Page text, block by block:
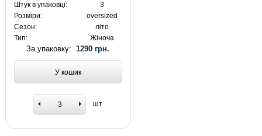
Штук в упаковці:
3
Розміри:
oversized
Сезон:
літо
Тип:
Жіноча
За упаковку:1290 грн.
У кошик
шт